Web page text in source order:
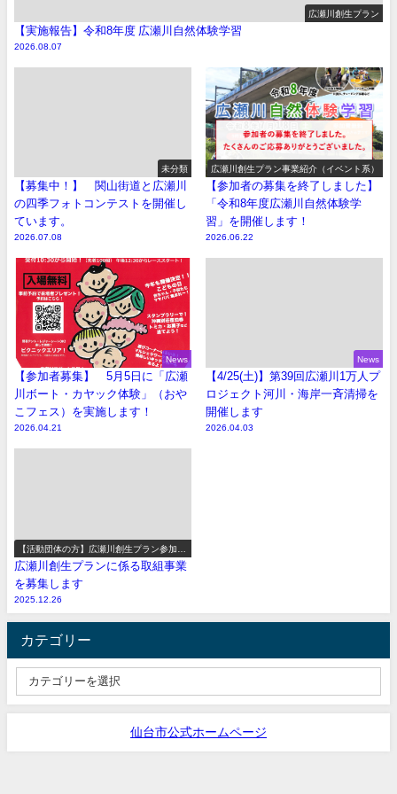
広瀬川創生プラン
【実施報告】令和8年度 広瀬川自然体験学習
2026.08.07
未分類
【募集中！】 関山街道と広瀬川
の四季フォトコンテストを開催し
ています。
2026.07.08
広瀬川創生プラン事業紹介（イベント系）
【参加者の募集を終了しました】
「令和8年度広瀬川自然体験学
習」を開催します！
2026.06.22
News
【参加者募集】 5月5日に「広瀬
川ボート・カヤック体験」（おや
こフェス）を実施します！
2026.04.21
News
【4/25(土)】第39回広瀬川1万人プ
ロジェクト河川・海岸一斉清掃を
開催します
2026.04.03
【活動団体の方】広瀬川創生プラン参加事
業の募集
広瀬川創生プランに係る取組事業
を募集します
2025.12.26
カテゴリー
仙台市公式ホームページ